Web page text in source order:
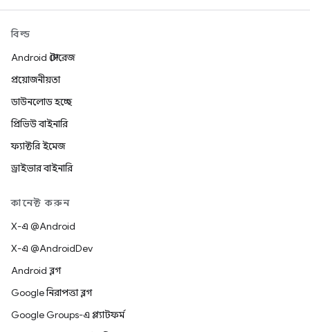
বিল্ড
Android স্টোরেজ
প্রয়োজনীয়তা
ডাউনলোড হচ্ছে
প্রিভিউ বাইনারি
ফ্যাক্টরি ইমেজ
ড্রাইভার বাইনারি
কানেক্ট করুন
X-এ @Android
X-এ @AndroidDev
Android ব্লগ
Google নিরাপত্তা ব্লগ
Google Groups-এ প্ল্যাটফর্ম